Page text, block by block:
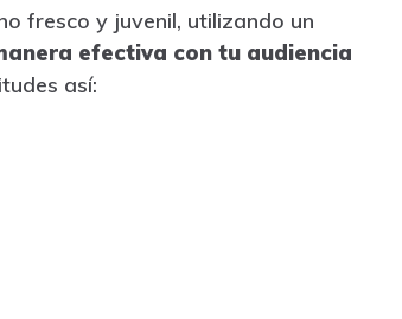
fresco y juvenil, utilizando un
efectiva con tu audiencia
así: